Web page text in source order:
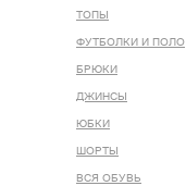
ТОПЫ
ФУТБОЛКИ И ПОЛО
БРЮКИ
ДЖИНСЫ
ЮБКИ
ШОРТЫ
ВСЯ ОБУВЬ